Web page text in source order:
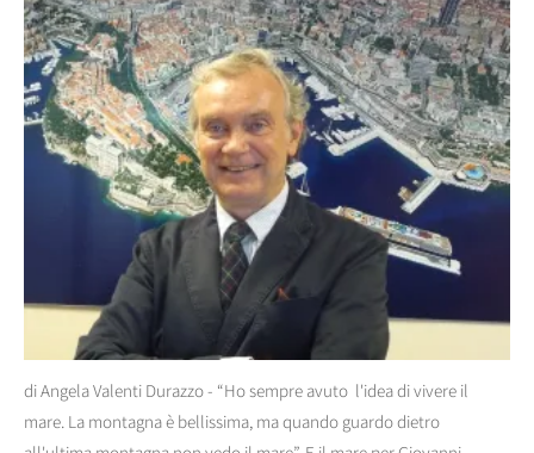
di Angela Valenti Durazzo - “Ho sempre avuto l'idea di vivere il
mare. La montagna è bellissima, ma quando guardo dietro